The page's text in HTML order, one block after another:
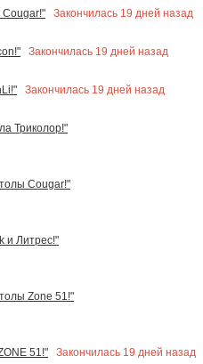
Закончилась 19 дней назад
Закончилась 19 дней назад
Закончилась 19 дней назад
Триколор!"
Cougar!"
и Литрес!"
Zone 51!"
51!"
Закончилась 19 дней назад